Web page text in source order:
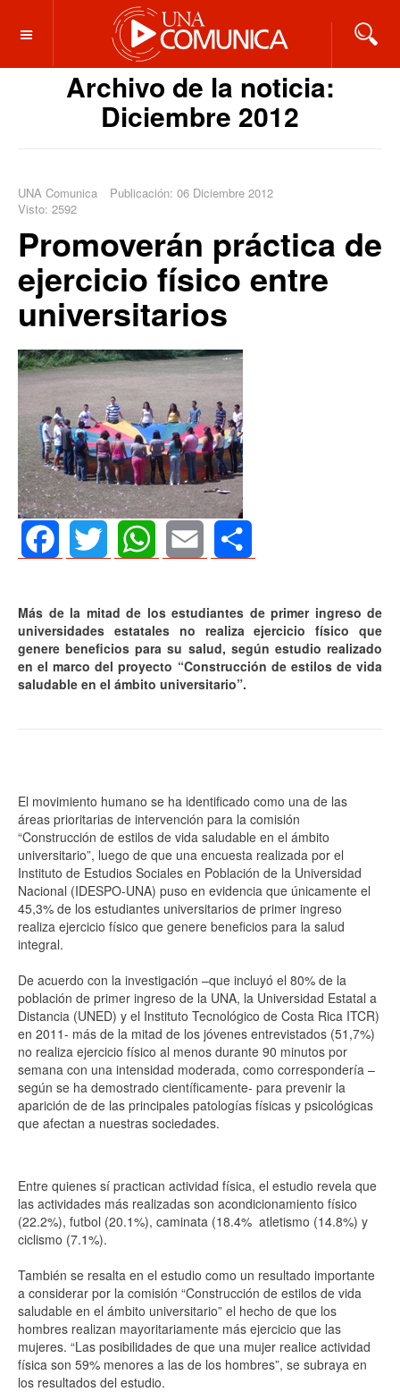
OFF CANVAS
Archivo de la noticia:
Diciembre 2012
UNA Comunica
Publicación: 06 Diciembre 2012
Visto: 2592
Promoverán práctica de
ejercicio físico entre
universitarios
Más de la mitad de los estudiantes de primer ingreso de
universidades estatales no realiza ejercicio físico que
genere beneficios para su salud, según estudio realizado
en el marco del proyecto “Construcción de estilos de vida
saludable en el ámbito universitario”.
El movimiento humano se ha identificado como una de las
áreas prioritarias de intervención para la comisión
“Construcción de estilos de vida saludable en el ámbito
universitario”, luego de que una encuesta realizada por el
Instituto de Estudios Sociales en Población de la Universidad
Nacional (IDESPO-UNA) puso en evidencia que únicamente el
45,3% de los estudiantes universitarios de primer ingreso
realiza ejercicio físico que genere beneficios para la salud
integral.
De acuerdo con la investigación –que incluyó el 80% de la
población de primer ingreso de la UNA, la Universidad Estatal a
Distancia (UNED) y el Instituto Tecnológico de Costa Rica ITCR)
en 2011- más de la mitad de los jóvenes entrevistados (51,7%)
no realiza ejercicio físico al menos durante 90 minutos por
semana con una intensidad moderada, como correspondería –
según se ha demostrado científicamente- para prevenir la
aparición de de las principales patologías físicas y psicológicas
que afectan a nuestras sociedades.
Entre quienes sí practican actividad física, el estudio revela que
las actividades más realizadas son acondicionamiento físico
(22.2%), futbol (20.1%), caminata (18.4% atletismo (14.8%) y
ciclismo (7.1%).
También se resalta en el estudio como un resultado importante
a considerar por la comisión “Construcción de estilos de vida
saludable en el ámbito universitario” el hecho de que los
hombres realizan mayoritariamente más ejercicio que las
mujeres. “Las posibilidades de que una mujer realice actividad
física son 59% menores a las de los hombres”, se subraya en
los resultados del estudio.